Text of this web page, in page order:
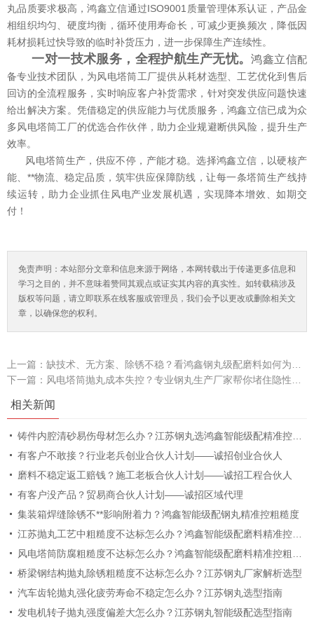
丸品质要求极高，鸿鑫立信通过ISO9001质量管理体系认证，产品金
相组织均匀、硬度均衡，循环使用寿命长，可减少更换频次，降低因
耗材损耗过快导致的临时补货压力，进一步保障生产连续性。
一对一技术服务，全程护航生产无忧。鸿鑫立信配
备专业技术团队，为风电塔筒工厂提供从耗材选型、工艺优化到售后
回访的全流程服务，实时响应客户补货需求，针对突发供应问题快速
给出解决方案。凭借稳定的供应能力与优质服务，鸿鑫立信已成为众
多风电塔筒工厂的优选合作伙伴，助力企业规避断供风险，提升生产
效率。
风电塔筒生产，供应不停，产能才稳。选择鸿鑫立信，以硬核产
能、**物流、稳定品质，筑牢供应保障防线，让每一条塔筒生产线持
续运转，助力企业抓住风电产业发展机遇，实现降本增效、如期交
付！
免责声明：本站部分文章和信息来源于网络，本网转载出于传递更多信息和
学习之目的，并不意味着赞同其观点或证实其内容的真实性。如转载稿涉及
版权等问题，请立即联系在线客服或管理员，我们会予以更改或删除相关文
章，以确保您的权利。
上一篇： 缺技术、无方案、除锈不稳？看鸿鑫钢丸级配磨料如何为塔筒工厂提供完整解决方案!
下一篇： 风电塔筒抛丸成本失控？专业钢丸生产厂家帮你堵住隐性成本漏洞！
相关新闻
铸件内腔清砂易伤母材怎么办？江苏钢丸选鸿鑫智能级配精准控粗糙度
有客户不敢接？行业老兵创业合伙人计划——诚招创业合伙人
磨料不稳定返工赔钱？施工老板合伙人计划——诚招工程合伙人
有客户没产品？贸易商合伙人计划——诚招区域代理
集装箱焊缝除锈不**影响附着力？鸿鑫智能级配钢丸精准控粗糙度
江苏抛丸工艺中粗糙度不达标怎么办？鸿鑫智能级配磨料精准控粗糙度
风电塔筒防腐粗糙度不达标怎么办？鸿鑫智能级配磨料精准控粗糙度
桥梁钢结构抛丸除锈粗糙度不达标怎么办？江苏钢丸厂家解析选型
汽车齿轮抛丸强化疲劳寿命不稳定怎么办？江苏钢丸选型指南
发电机转子抛丸强度偏差大怎么办？江苏钢丸智能级配选型指南